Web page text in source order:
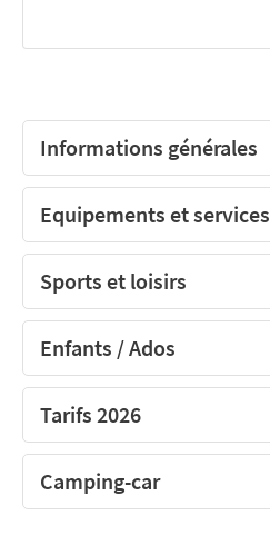
Informations générales
Equipements et services
Sports et loisirs
Enfants / Ados
Tarifs 2026
Camping-car